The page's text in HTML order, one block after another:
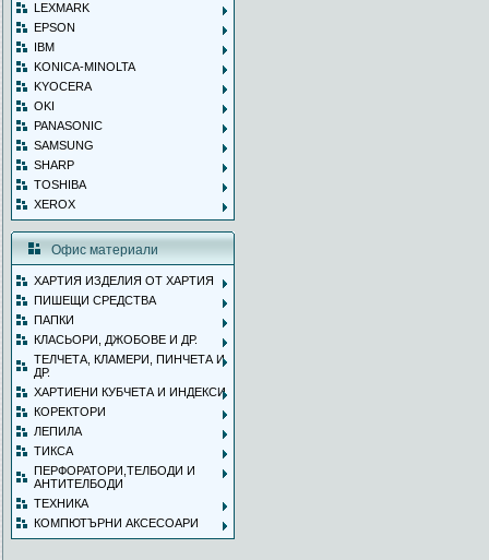
LEXMARK
EPSON
IBM
KONICA-MINOLTA
KYOCERA
OKI
PANASONIC
SAMSUNG
SHARP
TOSHIBA
XEROX
Офис материали
ХАРТИЯ ИЗДЕЛИЯ ОТ ХАРТИЯ
ПИШЕЩИ СРЕДСТВА
ПАПКИ
КЛАСЬОРИ, ДЖОБОВЕ И ДР.
ТЕЛЧЕТА, КЛАМЕРИ, ПИНЧЕТА И
ДР.
ХАРТИЕНИ КУБЧЕТА И ИНДЕКСИ
КОРЕКТОРИ
ЛЕПИЛА
ТИКСА
ПЕРФОРАТОРИ,ТЕЛБОДИ И
АНТИТЕЛБОДИ
ТЕХНИКА
КОМПЮТЪРНИ АКСЕСОАРИ